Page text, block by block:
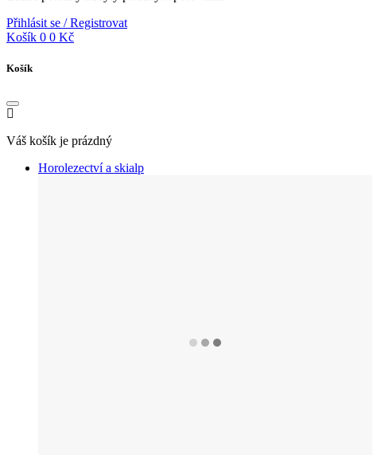
Přihlásit se / Registrovat
Košík 0 0 Kč
Košík
Váš košík je prázdný
Horolezectví a skialp